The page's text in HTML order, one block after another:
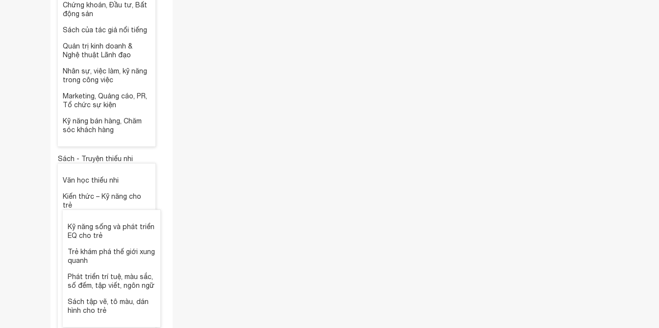
Chứng khoán, Đầu tư, Bất
động sản
Sách của tác giả nổi tiếng
Quản trị kinh doanh &
Nghệ thuật Lãnh đạo
Nhân sự, việc làm, kỹ năng
trong công việc
Marketing, Quảng cáo, PR,
Tổ chức sự kiện
Kỹ năng bán hàng, Chăm
sóc khách hàng
Sách - Truyện thiếu nhi
Văn học thiếu nhi
Kiến thức – Kỹ năng cho
trẻ
Kỹ năng sống và phát triển
EQ cho trẻ
Trẻ khám phá thế giới xung
quanh
Phát triển trí tuệ, màu sắc,
số đếm, tập viết, ngôn ngữ
Sách tập vẽ, tô màu, dán
hình cho trẻ